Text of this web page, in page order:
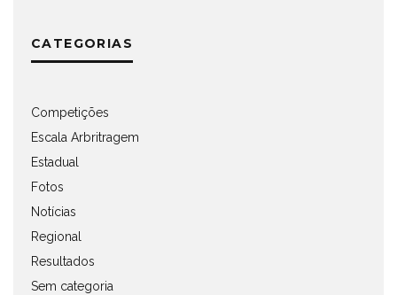
CATEGORIAS
Competições
Escala Arbritragem
Estadual
Fotos
Notícias
Regional
Resultados
Sem categoria